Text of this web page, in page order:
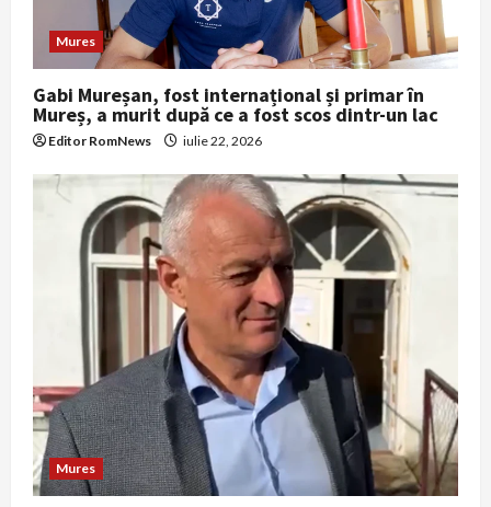
Mures
Gabi Mureșan, fost internațional și primar în
Mureș, a murit după ce a fost scos dintr-un lac
Editor RomNews iulie 22, 2026
Mures